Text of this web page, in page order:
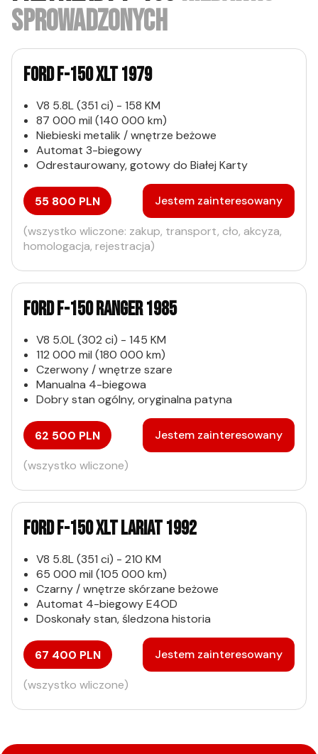
SPROWADZONYCH
FORD F-150 XLT 1979
V8 5.8L (351 ci) - 158 KM
87 000 mil (140 000 km)
Niebieski metalik / wnętrze beżowe
Automat 3-biegowy
Odrestaurowany, gotowy do Białej Karty
55 800 PLN Jestem zainteresowany
(wszystko wliczone: zakup, transport, cło, akcyza,
homologacja, rejestracja)
FORD F-150 RANGER 1985
V8 5.0L (302 ci) - 145 KM
112 000 mil (180 000 km)
Czerwony / wnętrze szare
Manualna 4-biegowa
Dobry stan ogólny, oryginalna patyna
62 500 PLN Jestem zainteresowany
(wszystko wliczone)
FORD F-150 XLT LARIAT 1992
V8 5.8L (351 ci) - 210 KM
65 000 mil (105 000 km)
Czarny / wnętrze skórzane beżowe
Automat 4-biegowy E4OD
Doskonały stan, śledzona historia
67 400 PLN Jestem zainteresowany
(wszystko wliczone)